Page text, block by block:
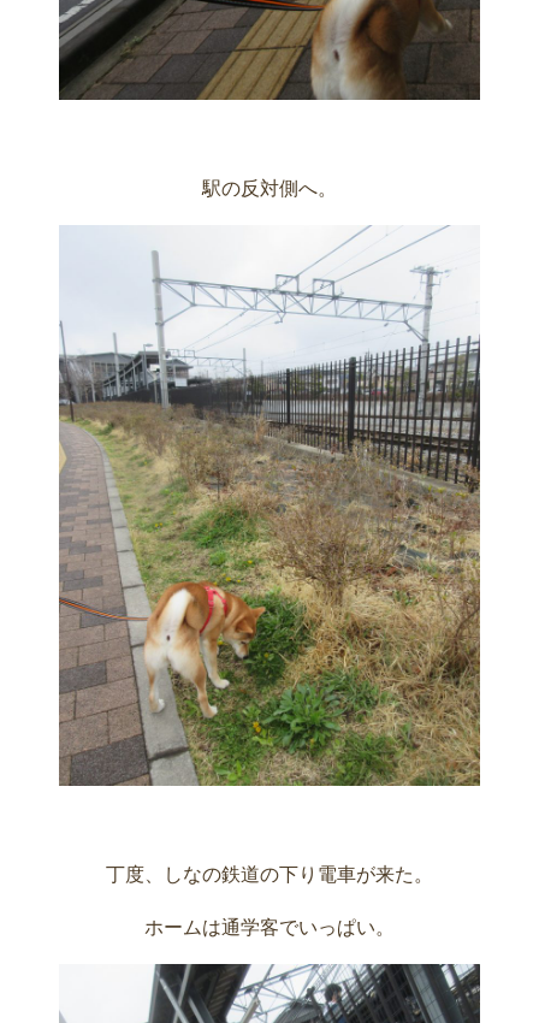
駅の反対側へ。
丁度、しなの鉄道の下り電車が来た。
ホームは通学客でいっぱい。